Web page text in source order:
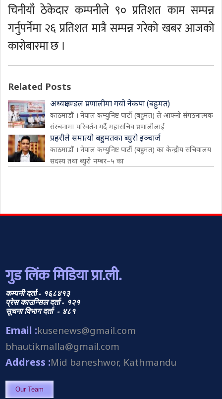
चिनीयाँ ठेकेदार कम्पनीले ९० प्रतिशत काम सम्पन्न
गर्नुपर्नेमा २६ प्रतिशत मात्रै सम्पन्न गरेको खबर आजको
कारोबारमा छ ।
Related Posts
अध्यक्षमण्डल प्रणालीमा गयो नेकपा (बहुमत)
काठमाडौं । नेपाल कम्युनिष्ट पार्टी (बहुमत) ले आफ्नो संगठनात्मक
संरचनामा परिवर्तन गर्दै महासचिव प्रणालीलाई
प्रहरीले समात्यो बहुमतका ब्युरो इञ्चार्ज
काठमाडौं । नेपाल कम्युनिष्ट पार्टी (बहुमत) का केन्द्रीय सचिवालय
सदस्य तथा ब्युरो नम्बर–५ का
गुड लिंक मिडिया प्रा.ली.
कम्पनी दर्ता - १६८४१३
प्रेस काउन्सिल दर्ता - १२१
सूचना विभाग दर्ता - ४८१
Email :kusenews@gmail.com
bhautikmalla@gmail.com
Address :Mid baneshwor, Kathmandu
Our Team